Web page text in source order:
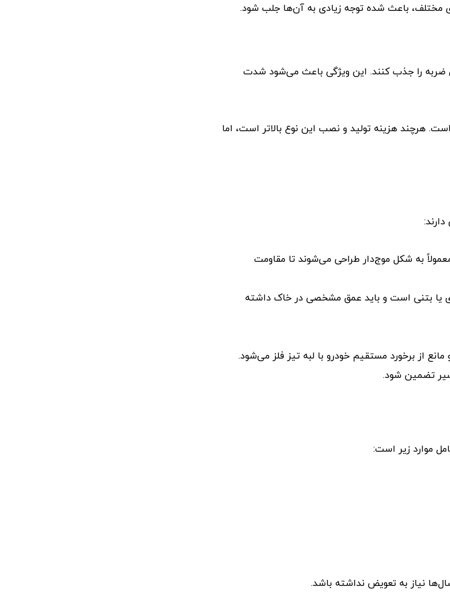
مختلف، باعث شده توجه زیادی به آن‌ها جلب شود.
ضربه را جذب کنند. این ویژگی باعث می‌شود شدت
هرچند هزینه تولید و نصب این نوع بالاتر است، اما
به شکل موج‌دار طراحی می‌شوند تا مقاومت
یا بتنی است و باید عمق مشخصی در خاک داشته
از برخورد مستقیم خودرو با لبه تیز فلز می‌شود.
تضمین شود.
موارد زیر است:
نیاز به تعویض نداشته باشد.